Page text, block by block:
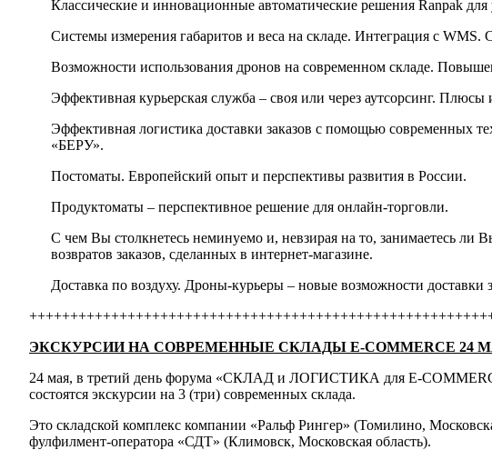
Классические и инновационные автоматические решения Ranpak для
Системы измерения габаритов и веса на складе. Интеграция с
Возможности использования дронов на современном складе.
Эффективная курьерская служба – своя или через аутсорсинг.
Эффективная логистика доставки заказов с помощью современных
«БЕРУ».
Постоматы. Европейский опыт и перспективы развития в России.
Продуктоматы – перспективное решение для онлайн-торговли.
С чем Вы столкнетесь неминуемо и, невзирая на то, занимаетесь ли
возвратов заказов, сделанных в интернет-магазине.
Доставка по воздуху. Дроны-курьеры – новые возможности доставки
ЭКСКУРСИИ НА СОВРЕМЕННЫЕ СКЛАДЫ E-COMMERCE 24
24 мая, в третий день форума «СКЛАД и ЛОГИСТИКА для E-
состоятся экскурсии на 3 (три) современных склада.
Это складской комплекс компании «Ральф Рингер» (Томилино,
фулфилмент-оператора «СДТ» (Климовск, Московская область).